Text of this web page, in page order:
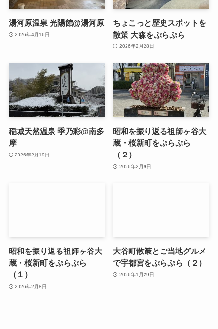
湯河原温泉 光陽館@湯河原
2026年4月16日
ちょこっと歴史スポットを
散策 大森をぷらぷら
2026年2月28日
稲城天然温泉 季乃彩@南多
摩
2026年2月19日
昭和を振り返る祖師ヶ谷大
蔵・桜新町をぷらぷら
（２）
2026年2月9日
昭和を振り返る祖師ヶ谷大
蔵・桜新町をぷらぷら
（１）
2026年2月8日
大谷町散策とご当地グルメ
で宇都宮をぷらぷら（２）
2026年1月29日